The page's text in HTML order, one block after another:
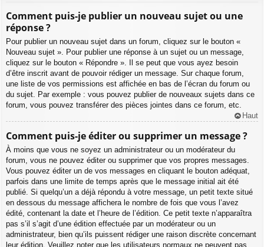
Comment puis-je publier un nouveau sujet ou une
réponse ?
Pour publier un nouveau sujet dans un forum, cliquez sur le bouton «
Nouveau sujet ». Pour publier une réponse à un sujet ou un message,
cliquez sur le bouton « Répondre ». Il se peut que vous ayez besoin
d’être inscrit avant de pouvoir rédiger un message. Sur chaque forum,
une liste de vos permissions est affichée en bas de l’écran du forum ou
du sujet. Par exemple : vous pouvez publier de nouveaux sujets dans ce
forum, vous pouvez transférer des pièces jointes dans ce forum, etc.
Haut
Comment puis-je éditer ou supprimer un message ?
À moins que vous ne soyez un administrateur ou un modérateur du
forum, vous ne pouvez éditer ou supprimer que vos propres messages.
Vous pouvez éditer un de vos messages en cliquant le bouton adéquat,
parfois dans une limite de temps après que le message initial ait été
publié. Si quelqu’un a déjà répondu à votre message, un petit texte situé
en dessous du message affichera le nombre de fois que vous l’avez
édité, contenant la date et l’heure de l’édition. Ce petit texte n’apparaîtra
pas s’il s’agit d’une édition effectuée par un modérateur ou un
administrateur, bien qu’ils puissent rédiger une raison discrète concernant
leur édition. Veuillez noter que les utilisateurs normaux ne peuvent pas